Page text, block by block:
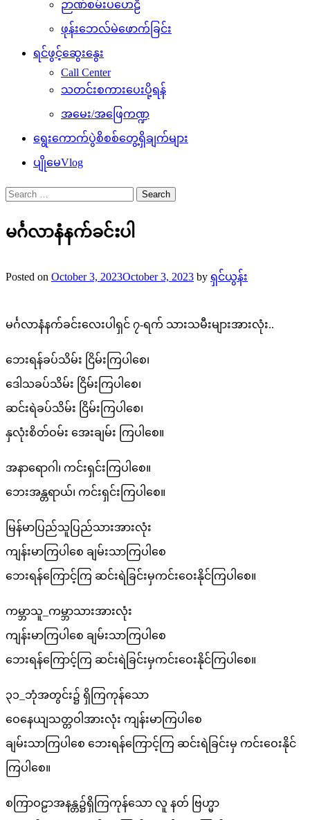
ဉာဏ်စမ်းပဟေဠိ
ဖုန်းဘေလ်မဲဖောက်ခြင်း
ရင်ဖွင့်ဆွေးနွေး
Call Center
သတင်းစကားပေးပို့ရန်
အမေး/အဖြေကဏ္ဍ
ရွေးကောက်ပွဲစိစစ်တွေ့ရှိချက်များ
ပျိုမေVlog
Search
for:
မင်္ဂလာနံနက်ခင်းပါ
Posted on October 3, 2023October 3, 2023 by ရှင်ယွန်း
မင်္ဂလာနံနက်ခင်းလေးပါရှင် ၇-ရက် သားသမီးများအားလုံး..
ဘေးရန်ခပ်သိမ်း ငြိမ်းကြပါစေ၊
ဒေါသခပ်သိမ်း ငြိမ်းကြပါစေ၊
ဆင်းရဲခပ်သိမ်း ငြိမ်းကြပါစေ၊
နှလုံးစိတ်ဝမ်း အေးချမ်း ကြပါစေ။
အနာရောဂါ၊ ကင်းရှင်းကြပါစေ။
ဘေးအန္တရာယ်၊ ကင်းရှင်းကြပါစေ။
မြန်မာပြည်သူပြည်သားအားလုံး
ကျန်းမာကြပါစေ ချမ်းသာကြပါစေ
ဘေးရန်ကြောင့်ကြ ဆင်းရဲခြင်းမှကင်းဝေးနိုင်ကြပါစေ။
ကမ္ဘာသူ_ကမ္ဘာသားအားလုံး
ကျန်းမာကြပါစေ ချမ်းသာကြပါစေ
ဘေးရန်ကြောင့်ကြ ဆင်းရဲခြင်းမှကင်းဝေးနိုင်ကြပါစေ။
၃၁_ဘုံအတွင်း၌ ရှိကြကုန်သော
ဝေနေယျသတ္တဝါအားလုံး ကျန်းမာကြပါစေ
ချမ်းသာကြပါစေ ဘေးရန်ကြောင့်ကြ ဆင်းရဲခြင်းမှ ကင်းဝေးနိုင်
ကြပါစေ။
စကြာဝဠာအနန္တ၌ရှိကြကုန်သော လူ နတ် ဗြဟ္မာ